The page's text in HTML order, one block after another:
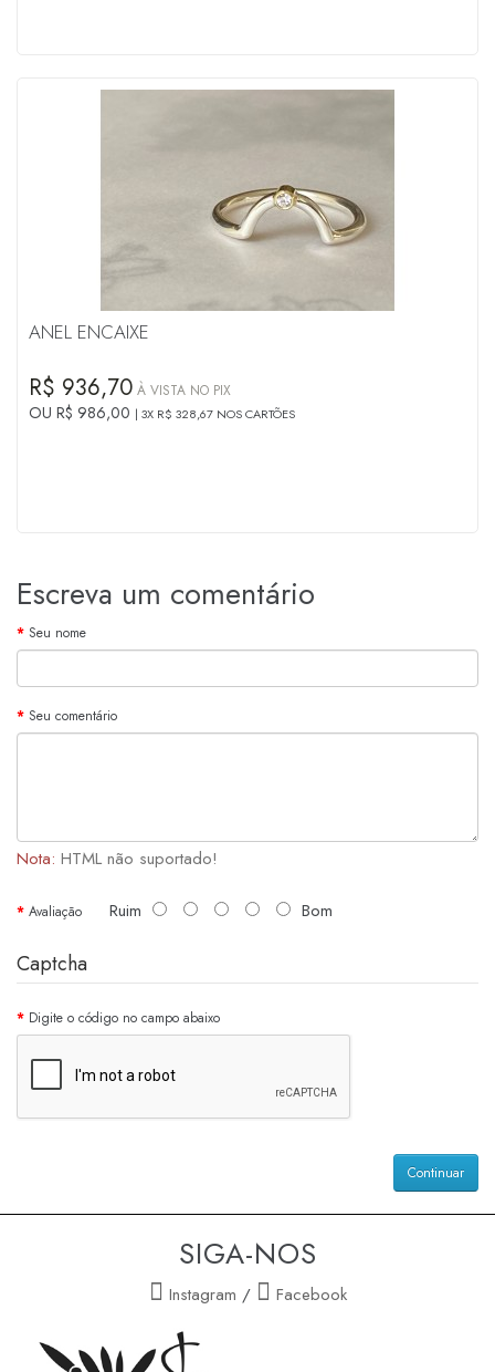
ANEL ENCAIXE
R$ 936,70 À VISTA NO PIX
OU R$ 986,00 3X R$ 328,67 NOS CARTÕES
Escreva um comentário
Seu nome
Seu comentário
Nota: HTML não suportado!
Avaliação Ruim Bom
Captcha
Digite o código no campo abaixo
Continuar
SIGA-NOS
Instagram / Facebook